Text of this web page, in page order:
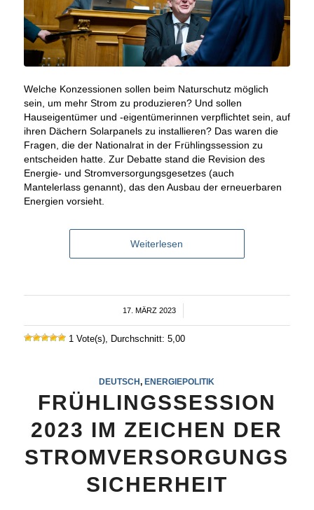
Welche Konzessionen sollen beim Naturschutz möglich
sein, um mehr Strom zu produzieren? Und sollen
Hauseigentümer und -eigentümerinnen verpflichtet sein, auf
ihren Dächern Solarpanels zu installieren? Das waren die
Fragen, die der Nationalrat in der Frühlingssession zu
entscheiden hatte. Zur Debatte stand die Revision des
Energie- und Stromversorgungsgesetzes (auch
Mantelerlass genannt), das den Ausbau der erneuerbaren
Energien vorsieht.
Weiterlesen
17. MÄRZ 2023
/
1 Vote(s), Durchschnitt: 5,00
DEUTSCH,ENERGIEPOLITIK
FRÜHLINGSSESSION
2023 IM ZEICHEN DER
STROMVERSORGUNGS
SICHERHEIT